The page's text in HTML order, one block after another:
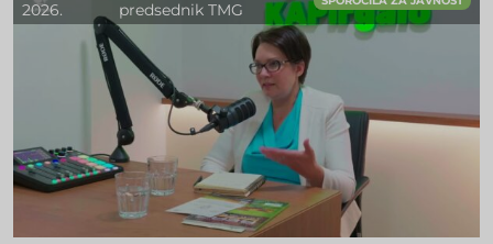
2026.
predsednik TMG